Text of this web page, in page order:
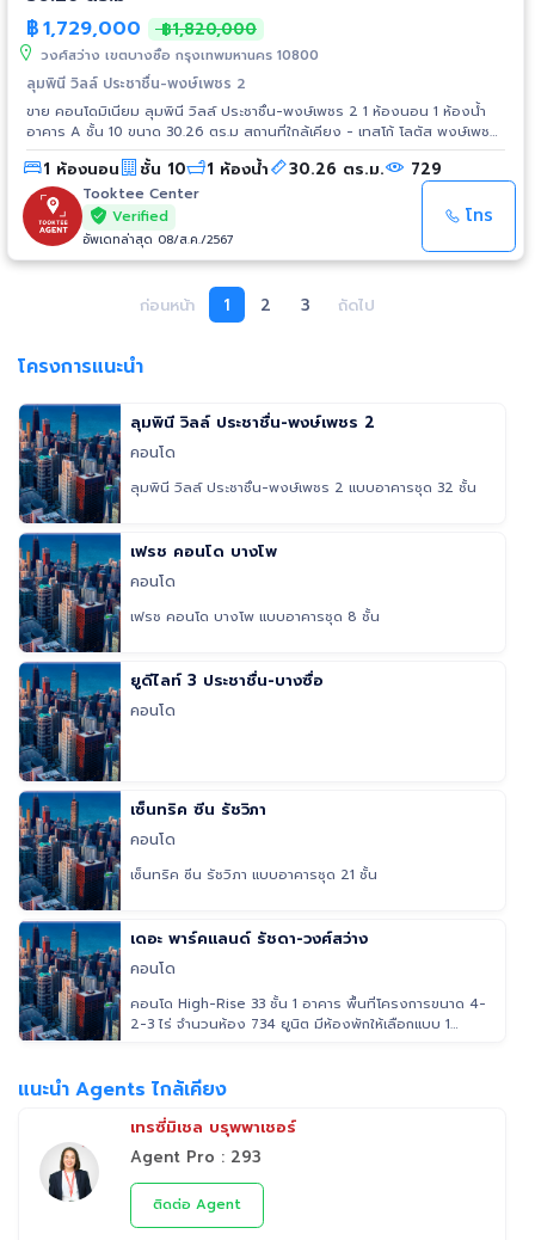
฿1,729,000 ฿1,820,000
วงศ์สว่าง เขตบางซื่อ กรุงเทพมหานคร 10800
ลุมพินี วิลล์ ประชาชื่น-พงษ์เพชร 2
ขาย คอนโดมิเนียม ลุมพินี วิลล์ ประชาชื่น-พงษ์เพชร 2 1 ห้องนอน 1 ห้องน้ำ
อาคาร A ชั้น 10 ขนาด 30.26 ตร.ม สถานที่ใกล้เคียง - เทสโก้ โลตัส พงษ์เพชร :
1.0 กม. - โฮมโปร ประชาชื่น : 1.0 กม. - เดอะมอลล์ งามวงศ์วาน : 1.5 กม. -
พันธ์ทิพย์ งามวงศ์วาน : 2.1 กม. - เทสโก้ โลตัส รัตนาธิเบศร์ : 3.8 กม. - เอส
พลานาด งามวงศ์วาน-แคราย : 3.8 กม. - โรงพยาบาลนนทเวช : 1.4 กม. - โรง
พยาบาลเกษมราษฎร์ : 1.6 กม. - โรงพยาบาลวิภาวดี : 3.4 กม. - มหาวิทยาลัย
ธุรกิจบัณฑิตย์ : 3.0 กม.
1 ห้องนอน ชั้น 10 1 ห้องน้ำ 30.26 ตร.ม. 729
Tooktee Center
Verified
อัพเดทล่าสุด 08/ส.ค./2567
โทร
ก่อนหน้า 1 2 3 ถัดไป
โครงการแนะนำ
ลุมพินี วิลล์ ประชาชื่น-พงษ์เพชร 2
คอนโด
ลุมพินี วิลล์ ประชาชื่น-พงษ์เพชร 2 แบบอาคารชุด 32 ชั้น
เฟรช คอนโด บางโพ
คอนโด
เฟรช คอนโด บางโพ แบบอาคารชุด 8 ชั้น
ยูดีไลท์ 3 ประชาชื่น-บางซื่อ
คอนโด
เซ็นทริค ซีน รัชวิภา
คอนโด
เซ็นทริค ซีน รัชวิภา แบบอาคารชุด 21 ชั้น
เดอะ พาร์คแลนด์ รัชดา-วงศ์สว่าง
คอนโด
คอนโด High-Rise 33 ชั้น 1 อาคาร พื้นที่โครงการขนาด 4-
2-3 ไร่ จำนวนห้อง 734 ยูนิต มีห้องพักให้เลือกแบบ 1
แนะนำ Agents ไกล้เคียง
เทรซี่มิเชล บรุพพาเชอร์
Agent Pro : 293
ติดต่อ Agent